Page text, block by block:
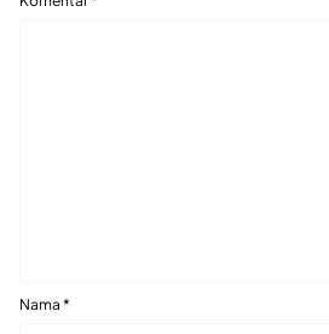
Nama *